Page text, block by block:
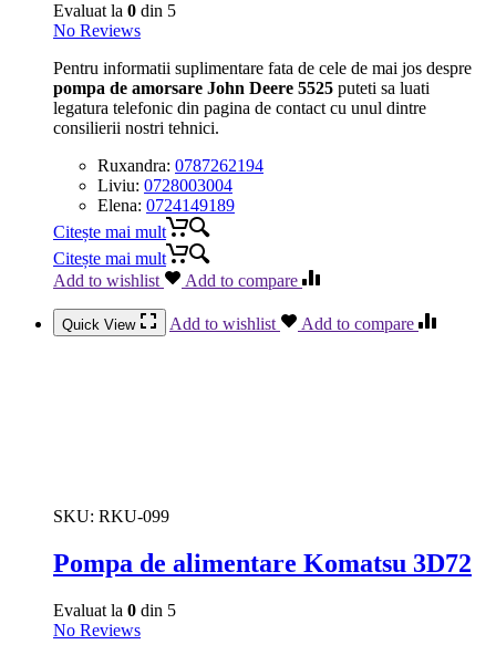
Evaluat la 0 din 5
No Reviews
Pentru informatii suplimentare fata de cele de mai jos despre
pompa de amorsare John Deere 5525 puteti sa luati
legatura telefonic din pagina de contact cu unul dintre
consilierii nostri tehnici.
Ruxandra: 0787262194
Liviu: 0728003004
Elena: 0724149189
Citește mai mult
Citește mai mult
Add to wishlist
Add to compare
Quick View Add to wishlist Add to compare
SKU: RKU-099
Pompa de alimentare Komatsu 3D72
Evaluat la 0 din 5
No Reviews